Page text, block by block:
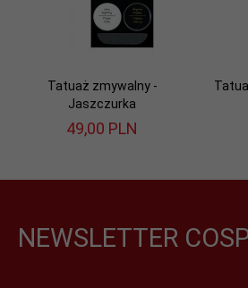
Tatuaż zmywalny -
Jaszczurka
49,00 PLN
NEWSLETTER